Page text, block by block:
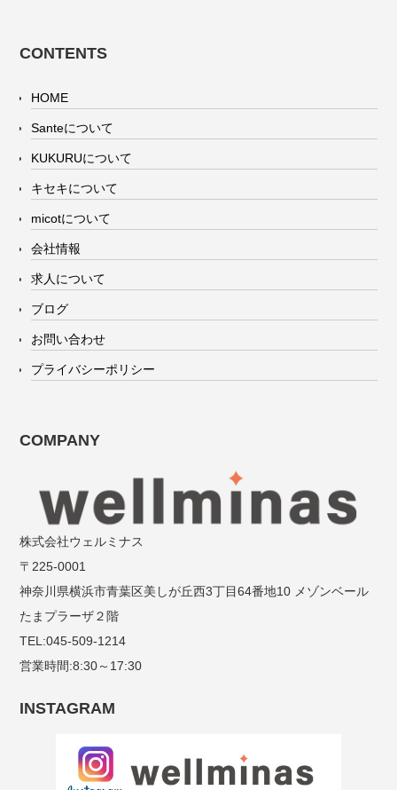
CONTENTS
HOME
Santeについて
KUKURUについて
キセキについて
micotについて
会社情報
求人について
ブログ
お問い合わせ
プライバシーポリシー
COMPANY
株式会社ウェルミナス
〒225-0001
神奈川県横浜市青葉区美しが丘西3丁目64番地10 メゾンベール
たまプラーザ２階
TEL:045-509-1214
営業時間:8:30～17:30
INSTAGRAM